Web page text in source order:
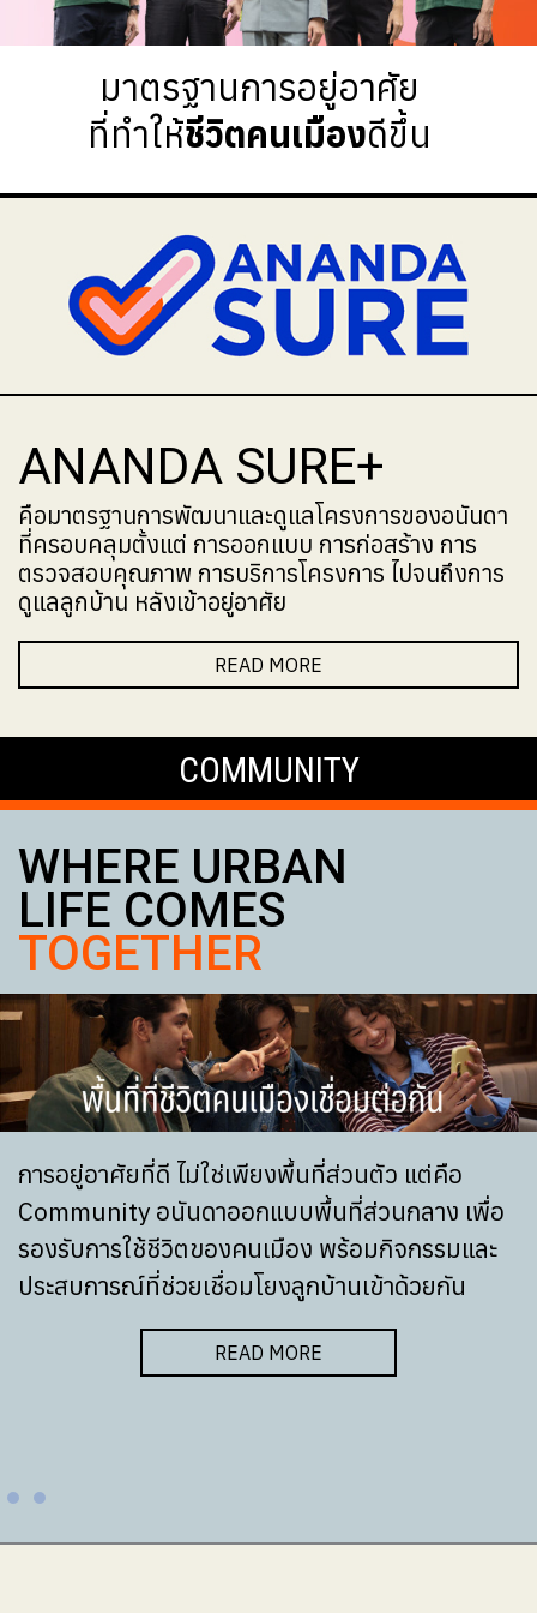
มาตรฐานการอยู่อาศัย
ที่ทำให้ชีวิตคนเมืองดีขึ้น
ANANDA SURE+
คือมาตรฐานการพัฒนาและดูแลโครงการของอนันดา
ที่ครอบคลุมตั้งแต่ การออกแบบ การก่อสร้าง การ
ตรวจสอบคุณภาพ การบริการโครงการ ไปจนถึงการ
ดูแลลูกบ้าน หลังเข้าอยู่อาศัย
READ MORE
COMMUNITY
WHERE URBAN
LIFE COMES
TOGETHER
การอยู่อาศัยที่ดี ไม่ใช่เพียงพื้นที่ส่วนตัว แต่คือ
Community อนันดาออกแบบพื้นที่ส่วนกลาง เพื่อ
รองรับการใช้ชีวิตของคนเมือง พร้อมกิจกรรมและ
ประสบการณ์ที่ช่วยเชื่อมโยงลูกบ้านเข้าด้วยกัน
READ MORE